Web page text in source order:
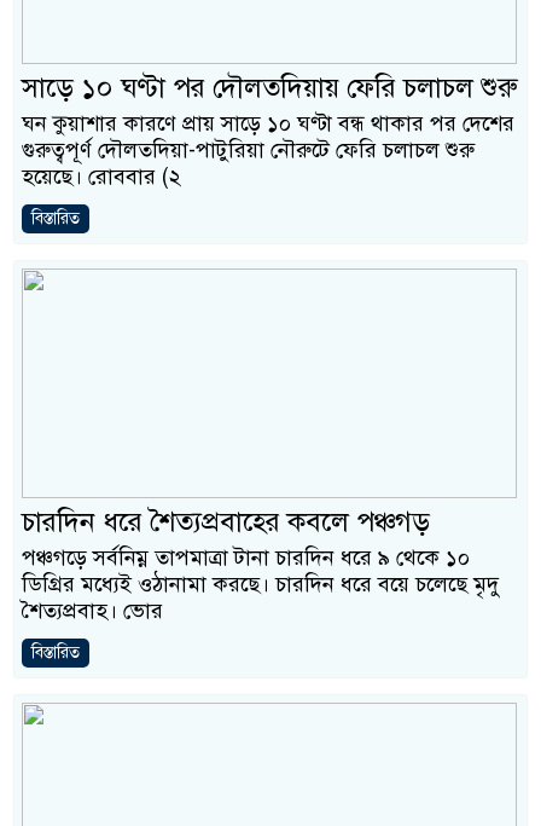
সা‌ড়ে ১০ ঘণ্টা পর দৌলতদিয়ায় ফেরি চলাচল শুরু
ঘন কুয়াশার কার‌ণে প্রায় সা‌ড়ে ১০ ঘণ্টা বন্ধ থাকার পর দে‌শের
গুরুত্বপূর্ণ দৌলতদিয়া-পাটুরিয়া নৌরুটে ফে‌রি চলাচল শুরু
হ‌য়েছে। রোববার (২
বিস্তারিত
চারদিন ধরে শৈত্যপ্রবাহের কবলে পঞ্চগড়
পঞ্চগড়ে সর্বনিম্ন তাপমাত্রা টানা চারদিন ধরে ৯ থেকে ১০
ডিগ্রির মধ্যেই ওঠানামা করছে। চারদিন ধরে বয়ে চলেছে মৃদু
শৈত্যপ্রবাহ। ভোর
বিস্তারিত